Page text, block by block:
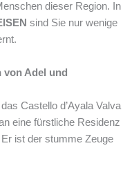
dieser Region. In
sind Sie nur wenige
von Adel und
Castello d’Ayala Valva
eine fürstliche Residenz
ist der stumme Zeuge